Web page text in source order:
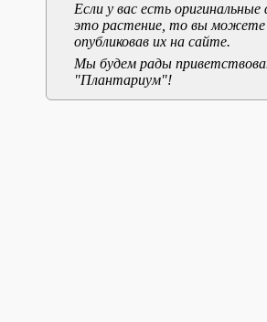
Если у вас есть
это растение, то вы можете
опубликовав их на сайте.
Мы будем рады
"Плантариум"!